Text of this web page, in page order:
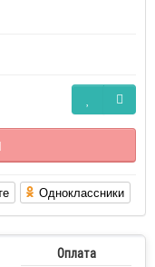
Одноклассники
Оплата